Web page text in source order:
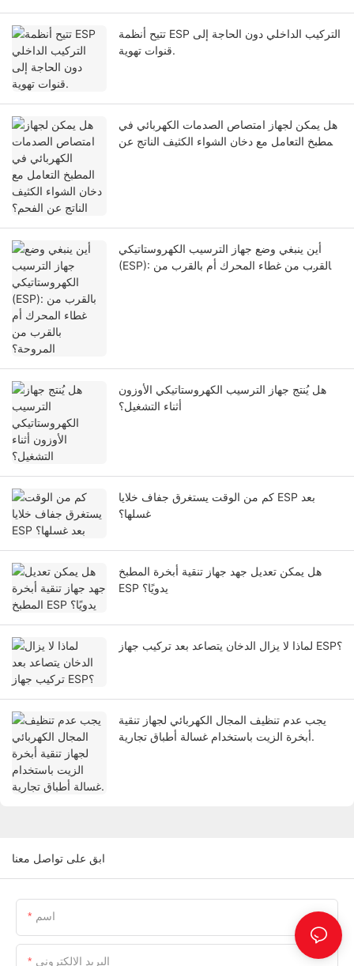
تتيح أنظمة ESP التركيب الداخلي دون الحاجة إلى
قنوات تهوية.
هل يمكن لجهاز امتصاص الصدمات الكهربائي في
المطبخ التعامل مع دخان الشواء الكثيف الناتج عن
أين ينبغي وضع جهاز الترسيب الكهروستاتيكي
(ESP): بالقرب من غطاء المحرك أم بالقرب من
هل يُنتج جهاز الترسيب الكهروستاتيكي الأوزون
أثناء التشغيل؟
كم من الوقت يستغرق جفاف خلايا ESP بعد
غسلها؟
هل يمكن تعديل جهد جهاز تنقية أبخرة المطبخ
ESP يدويًا؟
لماذا لا يزال الدخان يتصاعد بعد تركيب جهاز ESP؟
يجب عدم تنظيف المجال الكهربائي لجهاز تنقية
أبخرة الزيت باستخدام غسالة أطباق تجارية.
ابق على تواصل معنا
اسم
البريد الإلكتروني